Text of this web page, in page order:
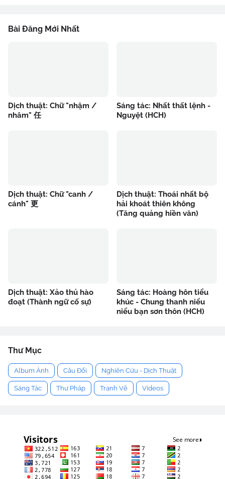
Bài Đăng Mới Nhất
Dịch thuật: Chữ "nhậm /
nhâm" 任
Sáng tác: Nhất thất lệnh -
Nguyệt (HCH)
Dịch thuật: Chữ "canh /
cánh" 更
Dịch thuật: Thoái nhất bộ
hải khoát thiên không
(Tăng quảng hiền văn)
Dịch thuật: Xảo thủ hào
đoạt (Thành ngữ cố sự)
Sáng tác: Hoàng hôn tiểu
khúc - Chung thanh niểu
niểu bạn sơn thôn (HCH)
Thư Mục
Album Ảnh Câu Đối Nghiên Cứu - Dịch Thuật
Sáng Tác Thư Pháp Tranh Vẽ Videos